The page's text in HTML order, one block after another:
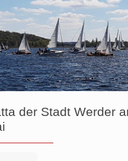
der Stadt Werder